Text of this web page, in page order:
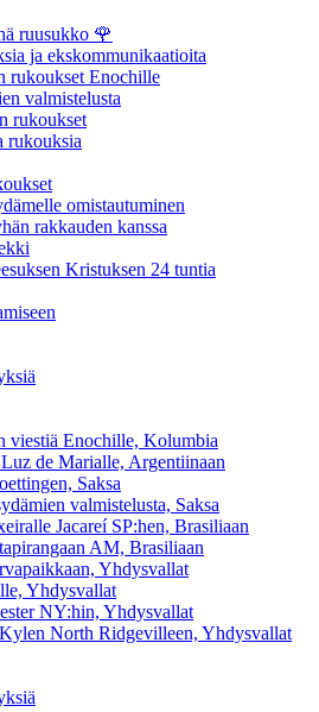
ruusukko 🌹
ja ekskommunikaatioita
rukoukset Enochille
valmistelusta
rukoukset
rukouksia
omistautuminen
rakkauden kanssa
Kristuksen 24 tuntia
viestiä Enochille, Kolumbia
de Marialle, Argentiinaan
Saksa
valmistelusta, Saksa
Jacareí SP:hen, Brasiliaan
AM, Brasiliaan
Yhdysvallat
Yhdysvallat
NY:hin, Yhdysvallat
North Ridgevilleen, Yhdysvallat